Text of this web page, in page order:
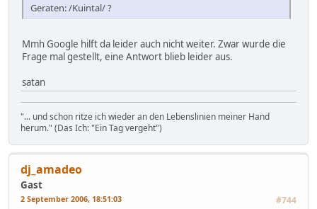
Geraten: /Kuintal/ ?
Mmh Google hilft da leider auch nicht weiter. Zwar wurde die
Frage mal gestellt, eine Antwort blieb leider aus.
satan
"... und schon ritze ich wieder an den Lebenslinien meiner Hand
herum." (Das Ich: "Ein Tag vergeht")
dj_amadeo
Gast
2 September 2006, 18:51:03 #744